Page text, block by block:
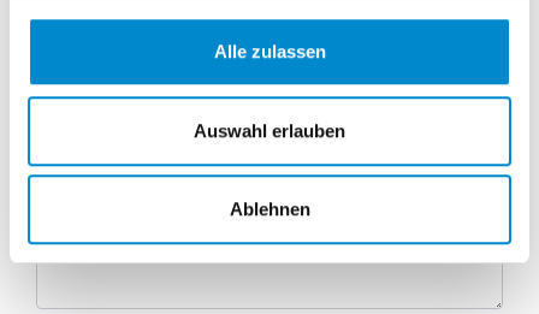
Alle zulassen
Auswahl erlauben
Ablehnen
Nachricht